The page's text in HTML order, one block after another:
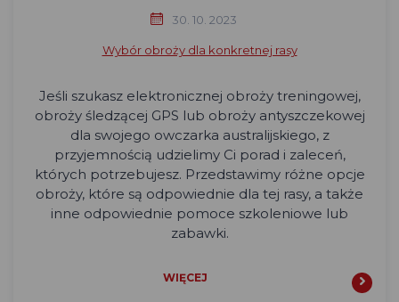
30. 10. 2023
Wybór obroży dla konkretnej rasy
Jeśli szukasz elektronicznej obroży treningowej,
obroży śledzącej GPS lub obroży antyszczekowej
dla swojego owczarka australijskiego, z
przyjemnością udzielimy Ci porad i zaleceń,
których potrzebujesz. Przedstawimy różne opcje
obroży, które są odpowiednie dla tej rasy, a także
inne odpowiednie pomoce szkoleniowe lub
zabawki.
WIĘCEJ